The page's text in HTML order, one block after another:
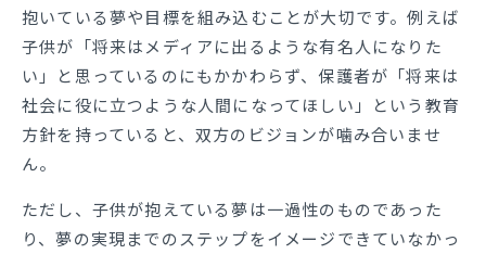
抱いている夢や目標を組み込むことが大切です。例えば
子供が「将来はメディアに出るような有名人になりた
い」と思っているのにもかかわらず、保護者が「将来は
社会に役に立つような人間になってほしい」という教育
方針を持っていると、双方のビジョンが噛み合いませ
ん。
ただし、子供が抱えている夢は一過性のものであった
り、夢の実現までのステップをイメージできていなかっ